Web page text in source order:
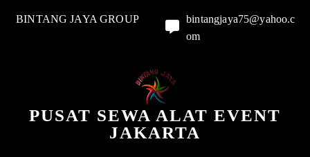
BINTANG JAYA GROUP
bintangjaya75@yahoo.c
om
PUSAT SEWA ALAT EVENT
JAKARTA